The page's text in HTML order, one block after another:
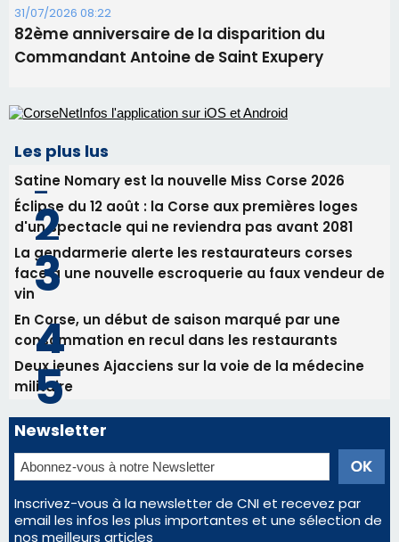
d'un spectacle qui ne reviendra pas avant 2081
La gendarmerie alerte les restaurateurs corses
face à une nouvelle escroquerie au faux vendeur de
En Corse, un début de saison marqué par une
Deux jeunes Ajacciens sur la voie de la médecine
militaire
Newsletter
Inscrivez-vous à la newsletter de CNI et recevez par
email les infos les plus importantes et une sélection de
nos meilleurs articles
Régie publicitaire
Nous contacter